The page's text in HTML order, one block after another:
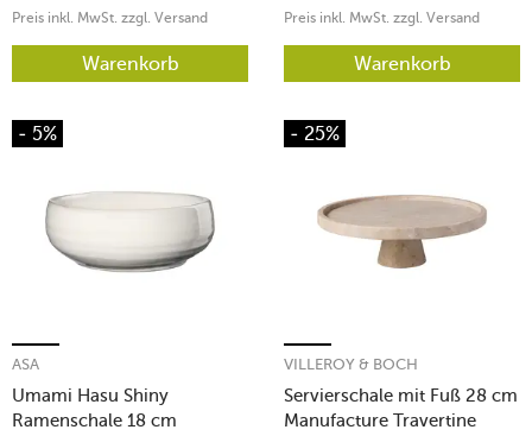
Preis inkl. MwSt. zzgl. Versand
Warenkorb
Preis inkl. MwSt. zzgl. Versand
Warenkorb
- 5%
Umami Hasu Shiny
Ramenschale 18 cm
ASA
- 25%
Servierschale mit Fuß 28 cm
Manufacture Travertine
VILLEROY & BOCH